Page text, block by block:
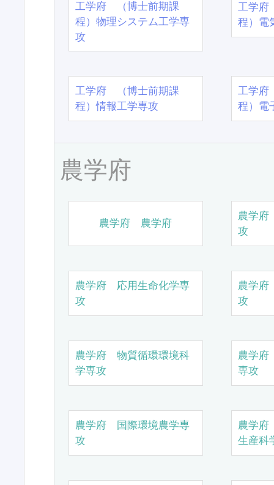
工学府 （博士前期課
程）物理システム工学専
攻
工学
程）電
工学府 （博士前期課
程）情報工学専攻
工学
程）電
農学府
農学府 農学府
農学
攻
農学府 応用生命化学専
攻
農学
攻
農学府 物質循環環境科
学専攻
農学
専攻
農学府 国際環境農学専
攻
農学
生産科